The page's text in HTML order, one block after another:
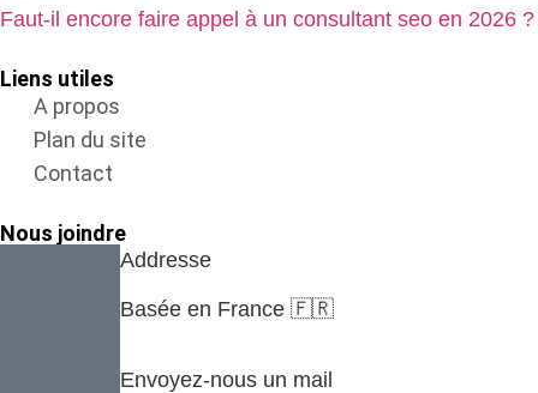
Faut-il encore faire appel à un consultant seo en 2026 ?
Liens utiles
A propos
Plan du site
Contact
Nous joindre
Addresse
Basée en France 🇫🇷
Envoyez-nous un mail